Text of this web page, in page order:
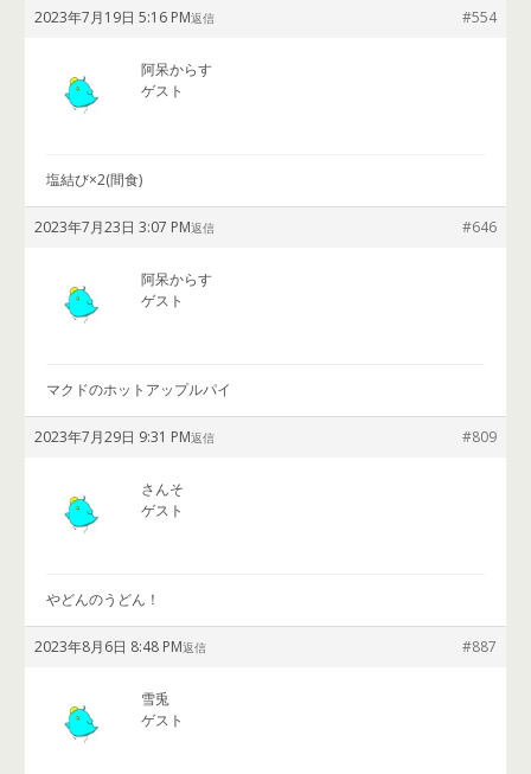
2023年7月19日 5:16 PM #554
返信
阿呆からす
ゲスト
塩結び×2(間食)
2023年7月23日 3:07 PM #646
返信
阿呆からす
ゲスト
マクドのホットアップルパイ
2023年7月29日 9:31 PM #809
返信
さんそ
ゲスト
やどんのうどん！
2023年8月6日 8:48 PM #887
返信
雪兎
ゲスト